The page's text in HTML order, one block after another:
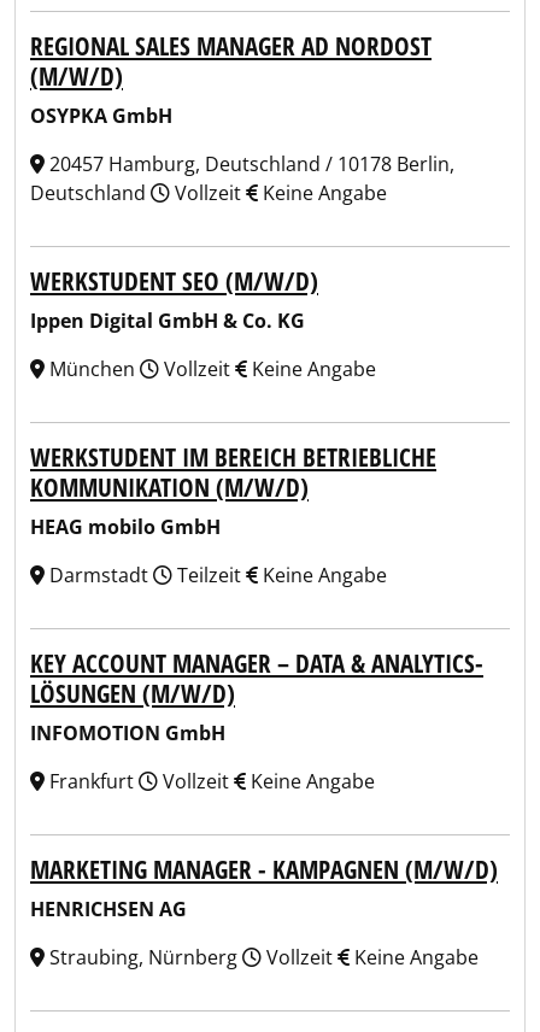
REGIONAL SALES MANAGER AD NORDOST
(M/W/D)
OSYPKA GmbH
20457 Hamburg, Deutschland / 10178 Berlin,
Deutschland
Vollzeit Keine Angabe
WERKSTUDENT SEO (M/W/D)
Ippen Digital GmbH & Co. KG
München
Vollzeit Keine Angabe
WERKSTUDENT IM BEREICH BETRIEBLICHE
KOMMUNIKATION (M/W/D)
HEAG mobilo GmbH
Darmstadt
Teilzeit Keine Angabe
KEY ACCOUNT MANAGER – DATA & ANALYTICS-
LÖSUNGEN (M/W/D)
INFOMOTION GmbH
Frankfurt
Vollzeit Keine Angabe
MARKETING MANAGER - KAMPAGNEN (M/W/D)
HENRICHSEN AG
Straubing, Nürnberg
Vollzeit Keine Angabe